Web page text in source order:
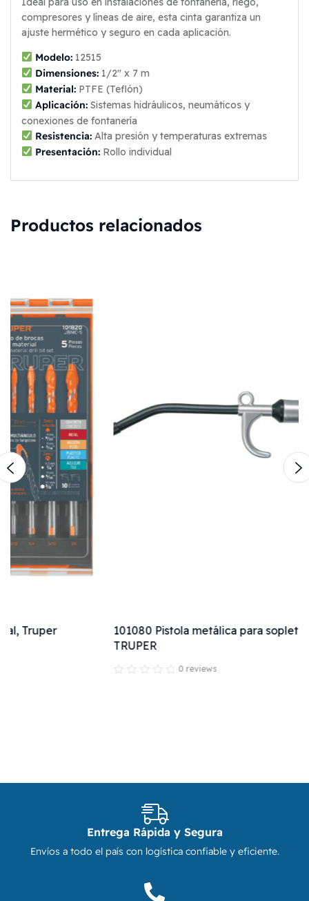
compresores y líneas de aire, esta cinta garantiza un
ajuste hermético y seguro en cada aplicación.
Modelo:12515
Dimensiones:1/2″ x 7 m
Material:PTFE (Teflón)
Aplicación:Sistemas hidráulicos, neumáticos y
conexiones de fontanería
Resistencia:Alta presión y temperaturas extremas
Presentación:Rollo individual
Productos relacionados
101080 Pistola metálica para sopletear con gancho,
0 reviews
Entrega Rápida y Segura
Envíos a todo el país con logística confiable y eficiente.